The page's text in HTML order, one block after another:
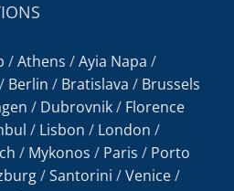
/Athens /Ayia Napa /
/ Berlin / Bratislava / Brussels
/ Dubrovnik/ Florence
/ Lisbon / London /
/ Mykonos / Paris / Porto
/Santorini /Venice/